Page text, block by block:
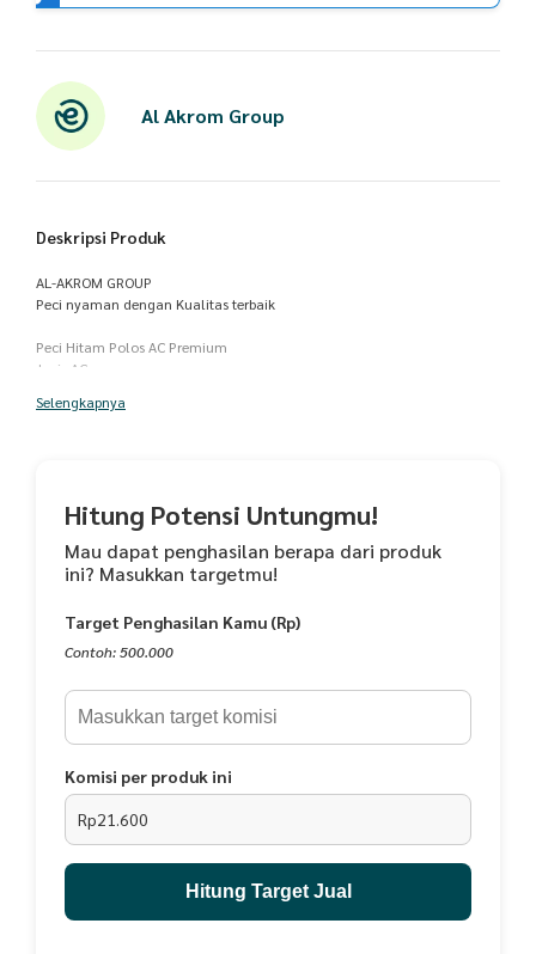
Al Akrom Group
Deskripsi Produk
AL-AKROM GROUP
Peci nyaman dengan Kualitas terbaik
Peci Hitam Polos AC Premium
Jenis AC
langsung dari Korea
Tinggi 9 cm
Ukuran lingkar kepala -+
No 5 = 55 cm
No 6 = 56 cm
No 7 = 57 cm
No 9 = 59 cm
No 10 = 60 cm
Saran Pencucian > manual menggunakan tangan
Rendam peci hitam berbahan beludru di dalam air yang sudah
dicampur dengan deterjen.
Diamkan beberapa saat peci hitam sampai kotorannya keluar
Selengkapnya
Hitung Potensi Untungmu!
Mau dapat penghasilan berapa dari produk
ini? Masukkan targetmu!
Target Penghasilan Kamu (Rp)
Contoh: 500.000
Komisi per produk ini
Rp21.600
Hitung Target Jual